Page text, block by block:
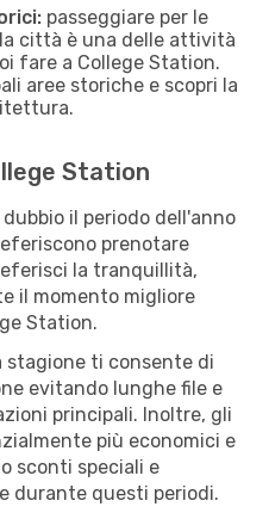
passeggiare per le
città è una delle attività
fare a College Station.
aree storiche e scopri la
Station
il periodo dell'anno
prenotare
la tranquillità,
il momento migliore
Station.
stagione ti consente di
evitando lunghe file e
principali. Inoltre, gli
più economici e
sconti speciali e
durante questi periodi.